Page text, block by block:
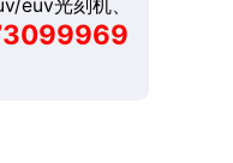
euv光刻机、